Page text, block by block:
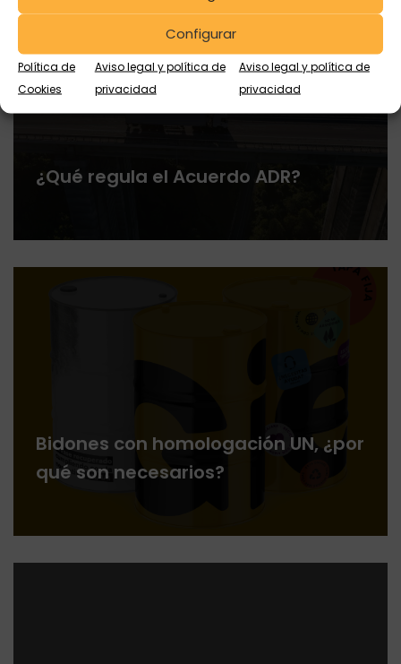
Configurar
Política de
Cookies
Aviso legal y política de
privacidad
Aviso legal y política de
privacidad
¿Qué regula el Acuerdo ADR?
Bidones con homologación UN, ¿por
qué son necesarios?